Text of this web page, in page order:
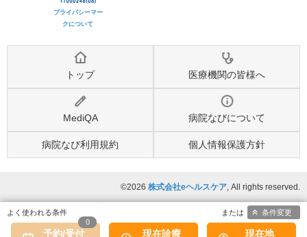
プライバシーマー
クについて
トップ 医療機関の皆様へ
MediQA 病院なびについて
病院なび利用規約 個人情報保護方針
©2026 株式会社eヘルスケア, All rights reserved.
予約/受付
0
現在診療 現在地
条件変更